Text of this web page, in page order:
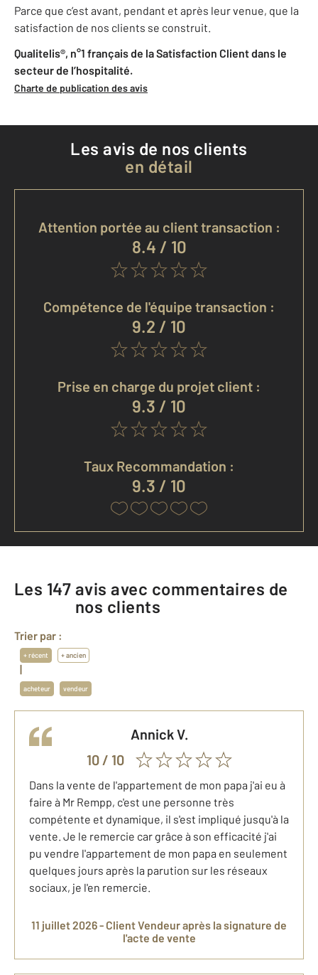
Parce que c’est avant, pendant et après leur venue, que la
satisfaction de nos clients se construit.
Qualitelis®, n°1 français de la Satisfaction Client dans le
secteur de l’hospitalité.
Charte de publication des avis
Les avis de nos clients
en détail
Attention portée au client transaction :
8.4 / 10
Compétence de l'équipe transaction :
9.2 / 10
Prise en charge du projet client :
9.3 / 10
Taux Recommandation :
9.3 / 10
Les 147 avis avec commentaires de
nos clients
Trier par :
+ récent + ancien
|
acheteur vendeur
AnnickV.
10/ 10
Dans la vente de l'appartement de mon papa j'ai eu à
faire à Mr Rempp, c'est une personne très
compétente et dynamique, il s'est impliqué jusqu'à la
vente. Je le remercie car grâce à son efficacité j'ai
pu vendre l'appartement de mon papa en seulement
quelques jours après la parution sur les réseaux
sociaux, je l'en remercie.
11 juillet 2026 - Client Vendeuraprès la signature de
l'acte de vente